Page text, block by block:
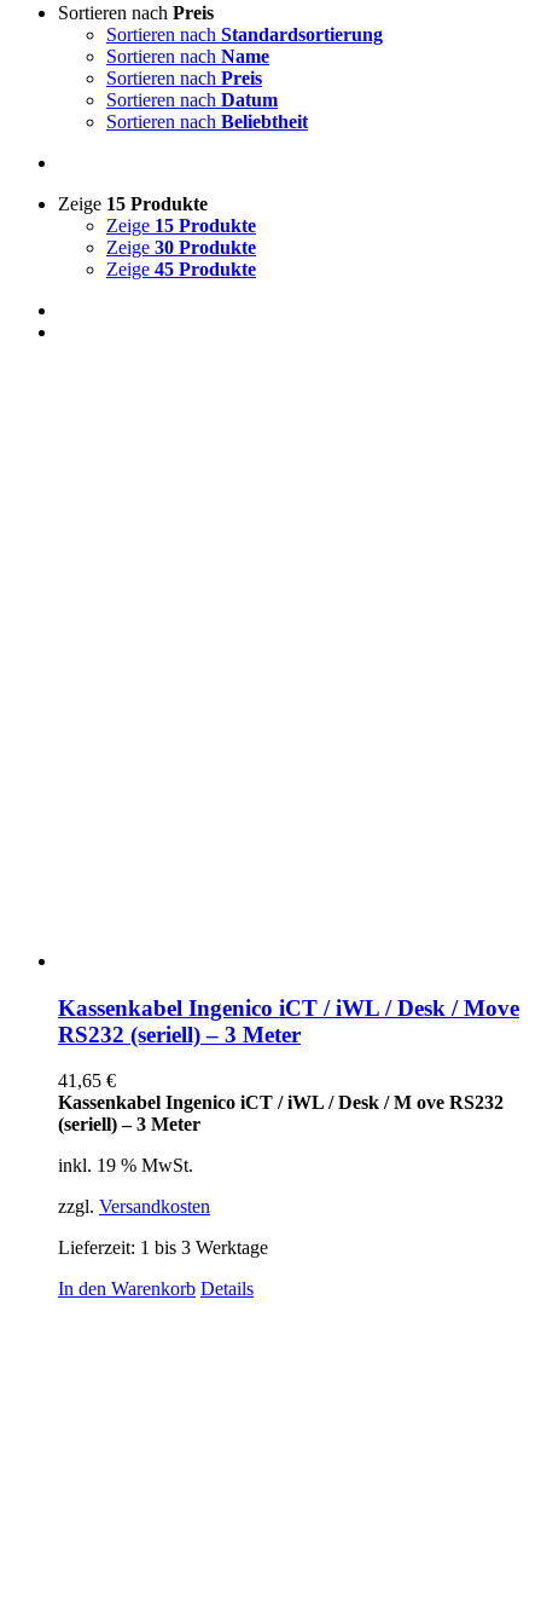
Sortieren nach Preis
Sortieren nach Standardsortierung
Sortieren nach Name
Sortieren nach Preis
Sortieren nach Datum
Sortieren nach Beliebtheit
Zeige 15 Produkte
Zeige 15 Produkte
Zeige 30 Produkte
Zeige 45 Produkte
Kassenkabel Ingenico iCT / iWL / Desk / Move
RS232 (seriell) – 3 Meter
41,65 €
Kassenkabel Ingenico iCT / iWL / Desk / M ove RS232
(seriell) – 3 Meter
inkl. 19 % MwSt.
zzgl. Versandkosten
Lieferzeit: 1 bis 3 Werktage
In den Warenkorb Details